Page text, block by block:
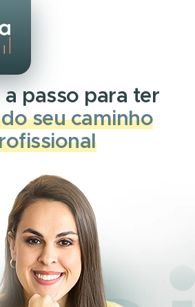
a passo para ter
seu caminho